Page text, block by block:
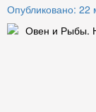
Опубликовано: 22
Овен и Рыбы.